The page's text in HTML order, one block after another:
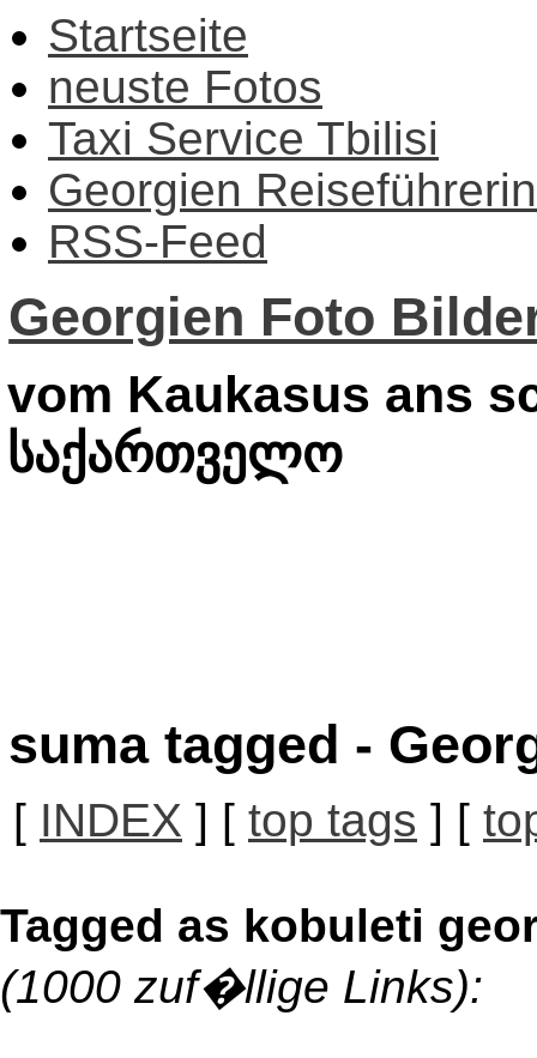
Startseite
neuste Fotos
Taxi Service Tbilisi
Georgien Reiseführerin
RSS-Feed
Georgien Foto
vom Kaukasus ans
საქართველო
suma tagged -
[ INDEX ] [ top tags ] [
Tagged as kobuleti
(1000 zuf�llige Links):